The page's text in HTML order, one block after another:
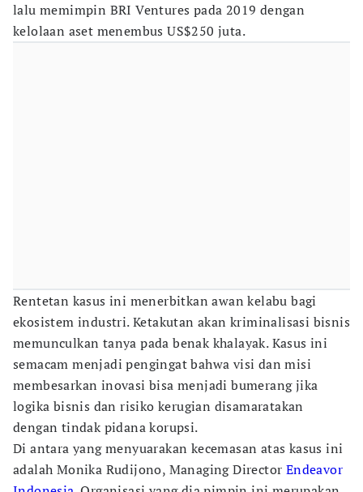
lalu memimpin BRI Ventures pada 2019 dengan
kelolaan aset menembus US$250 juta.
Rentetan kasus ini menerbitkan awan kelabu bagi
ekosistem industri. Ketakutan akan kriminalisasi bisnis
memunculkan tanya pada benak khalayak. Kasus ini
semacam menjadi pengingat bahwa visi dan misi
membesarkan inovasi bisa menjadi bumerang jika
logika bisnis dan risiko kerugian disamaratakan
dengan tindak pidana korupsi.
Di antara yang menyuarakan kecemasan atas kasus ini
adalah Monika Rudijono, Managing Director Endeavor